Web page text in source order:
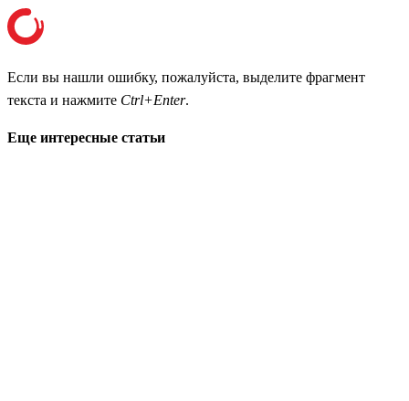
Если вы нашли ошибку, пожалуйста, выделите фрагмент
текста и нажмите Ctrl+Enter.
Еще интересные статьи